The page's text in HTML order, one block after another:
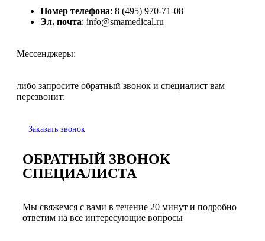
Номер телефона: 8 (495) 970-71-08
Эл. почта: info@smamedical.ru
Мессенджеры:
либо запросите обратный звонок и специалист вам
перезвонит:
Заказать звонок
ОБРАТНЫЙ ЗВОНОК
СПЕЦИАЛИСТА
Мы свяжемся с вами в течение 20 минут и подробно
ответим на все интересующие вопросы